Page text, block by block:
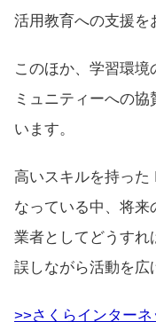
活用教育への支援を
このほか、学習環境
ミュニティーへの
います。
高いスキルを持った
なっている中、将
業者としてどうすれ
誤しながら活動を広
>>さくらインター